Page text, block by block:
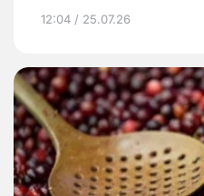
12:04 / 25.07.26